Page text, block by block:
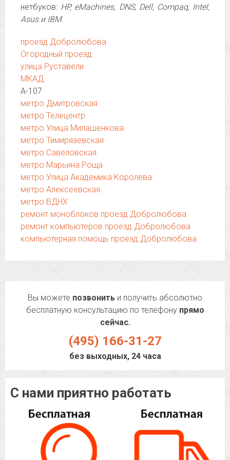
нетбуков: HP, eMachines, DNS, Dell, Compaq, Intel,
Asus и IBM.
проезд Добролюбова
Огородный проезд
улица Руставели
МКАД
А-107
метро Дмитровская
метро Телецентр
метро Улица Милашенкова
метро Тимирязевская
метро Савеловская
метро Марьина Роща
метро Улица Академика Королева
метро Алексеевская
метро ВДНХ
ремонт моноблоков проезд Добролюбова
ремонт компьютеров проезд Добролюбова
компьютерная помощь проезд Добролюбова
Вы можете позвонить и получить абсолютно
бесплатную консультацию по телефону прямо
сейчас.
(495) 166-31-27
без выходных, 24 часа
С нами приятно работать